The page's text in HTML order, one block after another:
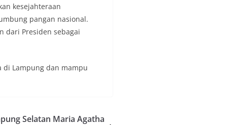
kesejahteraan
pangan nasional.
dari Presiden sebagai
Lampung dan mampu
Selatan Maria Agatha